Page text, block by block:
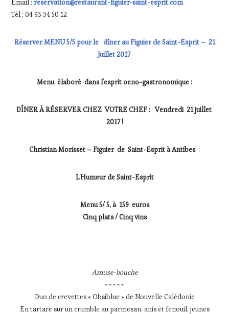
Email :reservation@restaurant-figuier-saint-esprit.com
Tél : 04 93 34 50 12
Réserver MENU 5/5 pour le dîner au Figuier de Saint-Esprit – 21
Juillet 2017
Menu élaboré dans l’esprit oeno-gastronomique :
DÎNER À RÉSERVER CHEZ VOTRE CHEF : Vendredi 21 juillet
2017 !
Christian Morisset – Figuier de Saint-Esprit à Antibes :
L’Humeur de Saint-Esprit
Menu 5/ 5, à 159 euros
Cinq plats / Cinq vins
Amuse-bouche
~~~~~
Duo de crevettes « Obsiblue » de Nouvelle Calédonie
En tartare sur un crumble au parmesan, anis et fenouil, jeunes